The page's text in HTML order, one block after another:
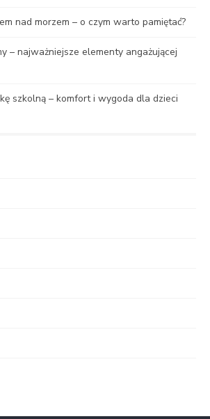
nad morzem – o czym warto pamiętać?
– najważniejsze elementy angażującej
szkolną – komfort i wygoda dla dzieci